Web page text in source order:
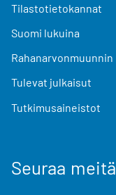
Tilastotietokannat
Suomi lukuina
Rahanarvonmuunnin
Tulevat julkaisut
Tutkimusaineistot
Seuraa meitä